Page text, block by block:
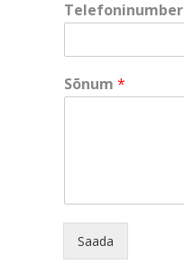
N
m
Telefoninumber
Sõnum *
Saada